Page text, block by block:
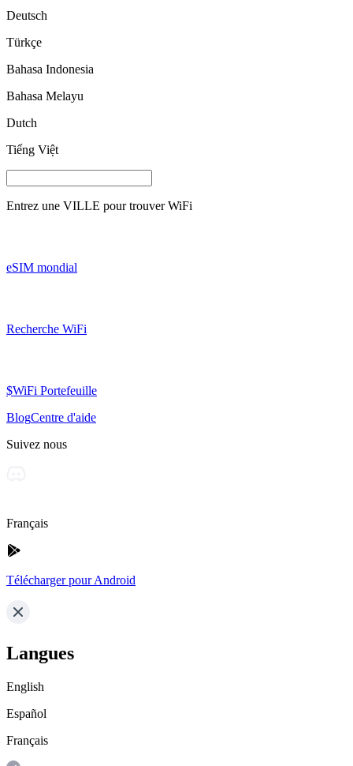
Deutsch
Türkçe
Bahasa Indonesia
Bahasa Melayu
Dutch
Tiếng Việt
Entrez une VILLE pour trouver WiFi
eSIM mondial
Recherche WiFi
$WiFi Portefeuille
BlogCentre d'aide
Suivez nous
Français
Télécharger pour Android
Langues
English
Español
Français